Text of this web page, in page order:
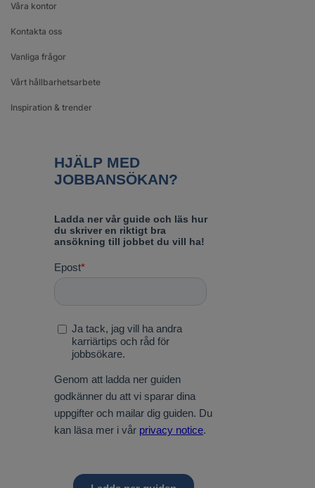
Våra kontor
Kontakta oss
Vanliga frågor
Vårt hållbarhetsarbete
Inspiration & trender